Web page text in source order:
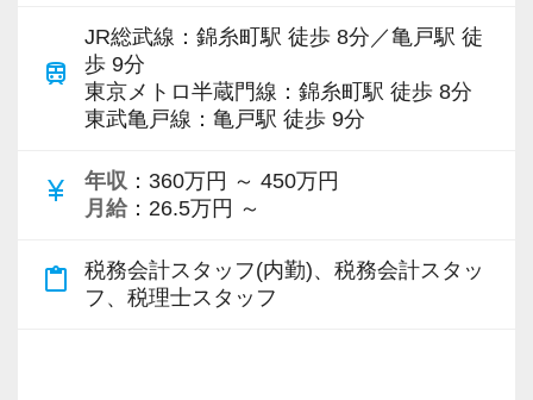
け。残業代支給済）しかいません。
【ストレスは半分、やりがいは2倍、あなたの
「がんばり」を無駄にしません！】
っかり還元しています。随時昇給しているので
評価軸も1つではないので、誰にでも昇級のチャ
ンスがあります。
専門Webサイトを10サイト以上運営しており、
新規顧問契約のお客様が毎年400件以上増加！
各オフィスに国税OB税理士が在籍しているの
応、給付金のサポート、補助金のサポートなど
お手伝いできる業務は数多く存在しています。
train
JR総武線：錦糸町駅 徒歩 8分／亀戸駅 徒
歩 9分
東京メトロ半蔵門線：錦糸町駅 徒歩 8分
東武亀戸線：亀戸駅 徒歩 9分
currency_yen 年収 ：360万円 ～ 450万円
月給 ：26.5万円 ～
content_paste
税務会計スタッフ(内勤)、税務会計スタッ
フ、税理士スタッフ